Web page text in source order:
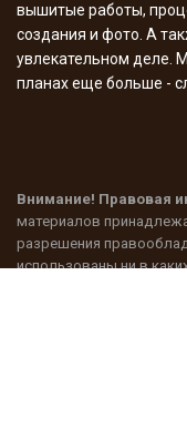
вышитые работы,
создания и фото. А
увлекательном деле.
планах еще больше -
Внимание! Правовая
материалов
разрешения
использованы ни в